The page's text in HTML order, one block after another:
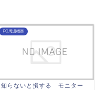
PC周辺機器
知らないと損する モニター